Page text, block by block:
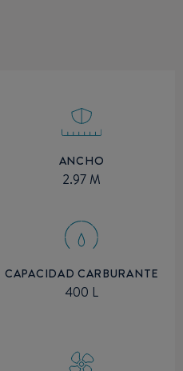
ANCHO
2.97 M
CAPACIDAD CARBURANTE
400 L